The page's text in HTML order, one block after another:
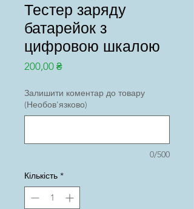
Тестер заряду
батарейок з
цифровою шкалою
200,00 ₴Ціна
Залишити коментар до товару
(Необов'язково)
0/500
Кількість *